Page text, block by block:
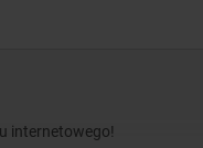
internetowego!